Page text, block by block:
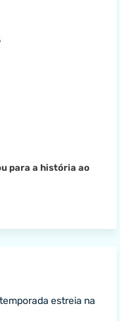
para a história ao
estreia na